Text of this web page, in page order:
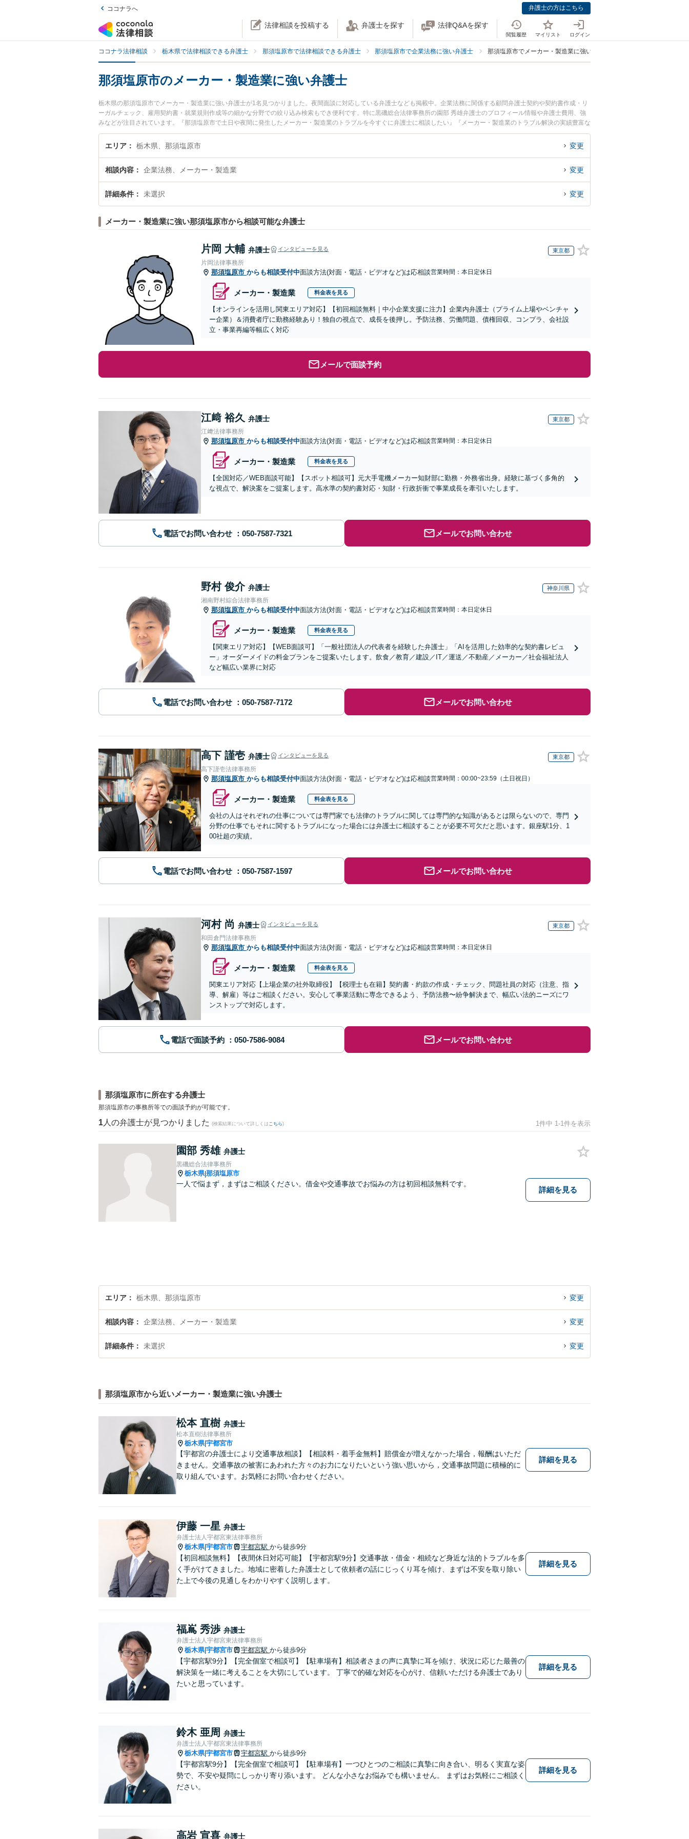
ココナラへ 弁護士の方はこちら
法律相談を投稿する 弁護士を探す 法律Q&Aを探す
閲覧履歴 マイリスト ログイン
ココナラ法律相談 栃木県で法律相談できる弁護士 那須塩原市で法律相談できる弁護士 那須塩原市で企業法務に強い弁護士 那須塩原市でメーカー・製造業に強い弁護士
那須塩原市のメーカー・製造業に強い弁護士
栃木県の那須塩原市でメーカー・製造業に強い弁護士が1名見つかりました。夜間面談に対応している弁護士なども掲載中。企業法務に関係する顧問弁護士契約や契約書作成・リ
ーガルチェック、雇用契約書・就業規則作成等の細かな分野での絞り込み検索もでき便利です。特に黒磯総合法律事務所の園部 秀雄弁護士のプロフィール情報や弁護士費用、強
みなどが注目されています。『那須塩原市で土日や夜間に発生したメーカー・製造業のトラブルを今すぐに弁護士に相談したい』『メーカー・製造業のトラブル解決の実績豊富な
近くの弁護士を検索したい』『初回相談無料でメーカー・製造業を法律相談できる那須塩原市内の弁護士に相談予約したい』などでお困りの相談者さんにおすすめです。
エリア 栃木県、那須塩原市 変更
相談内容 企業法務、メーカー・製造業 変更
詳細条件 未選択 変更
メーカー・製造業に強い那須塩原市から相談可能な弁護士
片岡 大輔 弁護士 インタビューを見る 東京都
片岡法律事務所
那須塩原市 からも相談受付中面談方法(対面・電話・ビデオなど)は応相談営業時間：本日定休日
メーカー・製造業 料金表を見る
【オンラインを活用し関東エリア対応】【初回相談無料｜中小企業支援に注力】企業内弁護士（プライム上場やベンチャ
ー企業）＆消費者庁に勤務経験あり！独自の視点で、成長を後押し。予防法務、労働問題、債権回収、コンプラ、会社設
立・事業再編等幅広く対応
メールで面談予約
江﨑 裕久 弁護士 東京都
江﨑法律事務所
那須塩原市 からも相談受付中面談方法(対面・電話・ビデオなど)は応相談営業時間：本日定休日
メーカー・製造業 料金表を見る
【全国対応／WEB面談可能】【スポット相談可】元大手電機メーカー知財部に勤務・外務省出身。経験に基づく多角的
な視点で、解決案をご提案します。高水準の契約書対応・知財・行政折衝で事業成長を牽引いたします。
電話でお問い合わせ メールでお問い合わせ
野村 俊介 弁護士 神奈川県
湘南野村綜合法律事務所
那須塩原市 からも相談受付中面談方法(対面・電話・ビデオなど)は応相談営業時間：本日定休日
メーカー・製造業 料金表を見る
【関東エリア対応】【WEB面談可】「一般社団法人の代表者を経験した弁護士」「AIを活用した効率的な契約書レビュ
ー」オーダーメイドの料金プランをご提案いたします。飲食／教育／建設／IT／運送／不動産／メーカー／社会福祉法人
など幅広い業界に対応
電話でお問い合わせ メールでお問い合わせ
高下 謹壱 弁護士 インタビューを見る 東京都
高下謹壱法律事務所
那須塩原市 からも相談受付中面談方法(対面・電話・ビデオなど)は応相談営業時間：00:00~23:59（土日祝日）
メーカー・製造業 料金表を見る
会社の人はそれぞれの仕事については専門家でも法律のトラブルに関しては専門的な知識があるとは限らないので、専門
分野の仕事でもそれに関するトラブルになった場合には弁護士に相談することが必要不可欠だと思います。銀座駅1分、1
00社超の実績。
電話でお問い合わせ メールでお問い合わせ
河村 尚 弁護士 インタビューを見る 東京都
和田倉門法律事務所
那須塩原市 からも相談受付中面談方法(対面・電話・ビデオなど)は応相談営業時間：本日定休日
メーカー・製造業 料金表を見る
関東エリア対応【上場企業の社外取締役】【税理士も在籍】契約書・約款の作成・チェック、問題社員の対応（注意、指
導、解雇）等はご相談ください。安心して事業活動に専念できるよう、予防法務〜紛争解決まで、幅広い法的ニーズにワ
ンストップで対応します。
電話で面談予約 メールでお問い合わせ
那須塩原市に所在する弁護士
那須塩原市の事務所等での面談予約が可能です。
1 人の弁護士が見つかりました (検索結果について詳しくは こちら) 1件中 1-1件を表示
園部 秀雄 弁護士
黒磯総合法律事務所
栃木県|那須塩原市
一人で悩まず，まずはご相談ください。借金や交通事故でお悩みの方は初回相談無料です。
詳細を見る
エリア 栃木県、那須塩原市 変更
相談内容 企業法務、メーカー・製造業 変更
詳細条件 未選択 変更
那須塩原市から近いメーカー・製造業に強い弁護士
松本 直樹 弁護士
松本直樹法律事務所
栃木県|宇都宮市
【宇都宮の弁護士により交通事故相談】【相談料・着手金無料】賠償金が増えなかった場合，報酬はいただ
きません。交通事故の被害にあわれた方々のお力になりたいという強い思いから，交通事故問題に積極的に
取り組んでいます。お気軽にお問い合わせください。
詳細を見る
伊藤 一星 弁護士
弁護士法人宇都宮東法律事務所
栃木県|宇都宮市 宇都宮駅 から徒歩9分
【初回相談無料】【夜間休日対応可能】【宇都宮駅9分】交通事故・借金・相続など身近な法的トラブルを多
く手がけてきました。地域に密着した弁護士として依頼者の話にじっくり耳を傾け、まずは不安を取り除い
た上で今後の見通しをわかりやすく説明します。
詳細を見る
福嶌 秀渉 弁護士
弁護士法人宇都宮東法律事務所
栃木県|宇都宮市 宇都宮駅 から徒歩9分
【宇都宮駅9分】【完全個室で相談可】【駐車場有】相談者さまの声に真摯に耳を傾け、状況に応じた最善の
解決策を一緒に考えることを大切にしています。 丁寧で的確な対応を心がけ、信頼いただける弁護士であり
たいと思っています。
詳細を見る
鈴木 亜周 弁護士
弁護士法人宇都宮東法律事務所
栃木県|宇都宮市 宇都宮駅 から徒歩9分
【宇都宮駅9分】【完全個室で相談可】【駐車場有】一つひとつのご相談に真摯に向き合い、明るく実直な姿
勢で、不安や疑問にしっかり寄り添います。 どんな小さなお悩みでも構いません。 まずはお気軽にご相談く
ださい。
詳細を見る
高岩 宣喜 弁護士